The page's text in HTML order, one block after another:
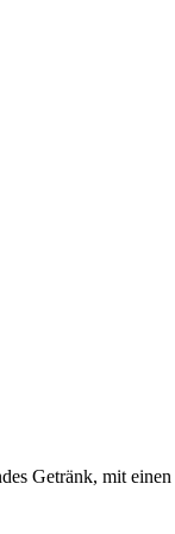
Getränk, mit